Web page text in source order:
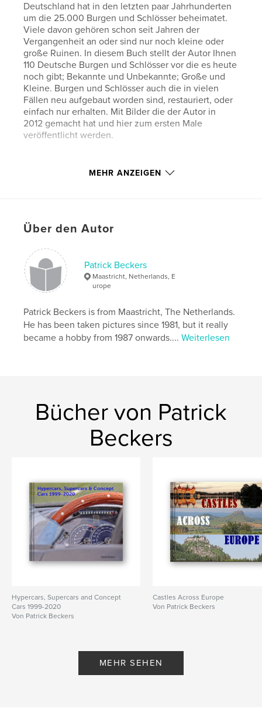
Deutschland hat in den letzten paar Jahrhunderten
um die 25.000 Burgen und Schlösser beheimatet.
Viele davon gehören schon seit Jahren der
Vergangenheit an oder sind nur noch kleine oder
große Ruinen. In diesem Buch stellt der Autor Ihnen
110 Deutsche Burgen und Schlösser vor die es heute
noch gibt; Bekannte und Unbekannte; Große und
Kleine. Burgen und Schlösser auch die in vielen
Fällen neu aufgebaut worden sind, restauriert, oder
einfach nur erhalten. Mit Bilder die der Autor in
2012 gemacht hat und hier zum ersten Male
veröffentlicht werden.
Projektoption:Standard-Querformat, 25×20 cm
Seitenanzahl:
440
Veröffentlichungsdatum:
Schlüsselwörter
Schlösser , Burgen , Deutschland , Castles
Duitsland , architecture
MEHR ANZEIGEN
Über den Autor
Patrick Beckers
Maastricht, Netherlands, E
urope
Patrick Beckers is from Maastricht, The Netherlands.
He has been taken pictures since 1981, but it really
became a hobby from 1987 onwards....Weiterlesen
Bücher von Patrick
Beckers
Hypercars, Supercars and Concept
Cars 1999-2020
Von Patrick Beckers
Castles Across Europe
Von Patrick Beckers
MEHR SEHEN